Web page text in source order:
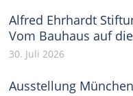
Alfred Ehrhardt
Vom Bauhaus auf
30. Juli 2026
Ausstellung